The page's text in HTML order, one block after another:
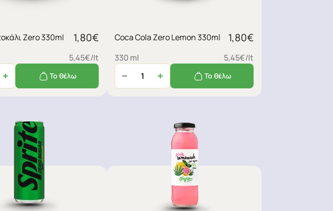
Zero 330ml 1,80€
5,45€/lt
Το θέλω
Coca Cola Zero Lemon 330ml 1,80€
330 ml 5,45€/lt
Το θέλω